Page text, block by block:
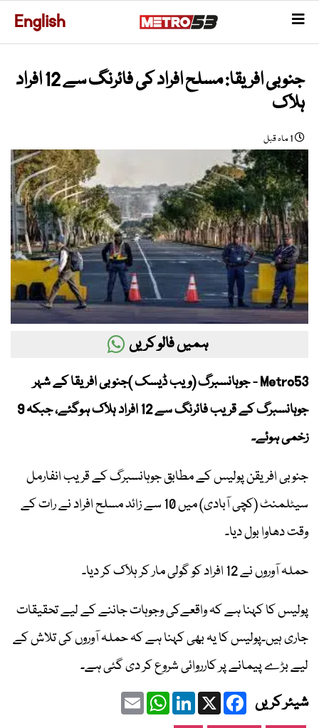
English
جنوبی افریقا: مسلح افراد کی فائرنگ سے 12 افراد
ہلاک
1 ماہ قبل
ہمیں فالو کریں
Metro53 - جوہانسبرگ (ویب ڈیسک )جنوبی افریقا کے شہر
جوہانسبرگ کے قریب فائرنگ سے 12 افراد ہلاک ہوگئے، جبکہ 9
زخمی ہوئے۔
جنوبی افریقن پولیس کے مطابق جوہانسبرگ کے قریب انفارمل
سیٹلمنٹ (کچی آبادی) میں 10 سے زائد مسلح افراد نے رات کے
وقت دھاوا بول دیا۔
حملہ آوروں نے 12 افراد کو گولی مار کر ہلاک کر دیا۔
پولیس کا کہنا ہے کہ واقعےکی وجوہات جاننے کے لیے تحقیقات
جاری ہیں۔پولیس کا یہ بھی کہنا ہے کہ حملہ آوروں کی تلاش کے
لیے بڑے پیمانے پر کارروائی شروع کر دی گئی ہے۔
شیئر کریں Facebook
X
LinkedIn
WhatsApp
Email